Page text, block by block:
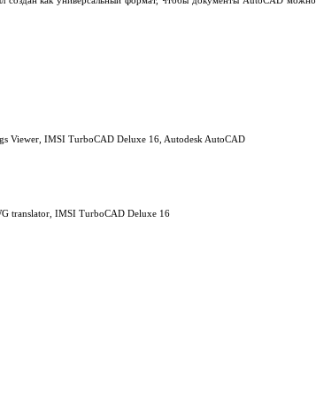
Viewer, IMSI TurboCAD Deluxe 16, Autodesk AutoCAD
translator, IMSI TurboCAD Deluxe 16